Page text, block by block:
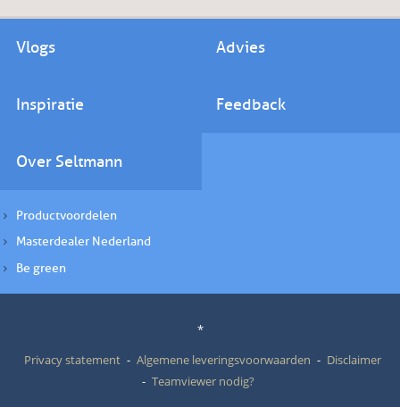
Vlogs Advies
Inspiratie Feedback
Over Seltmann
Productvoordelen
Masterdealer Nederland
Be green
*
Privacy statement
Algemene leveringsvoorwaarden
Disclaimer
Teamviewer nodig?